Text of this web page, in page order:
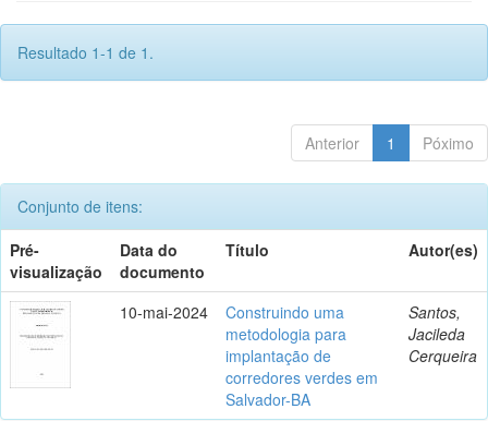
Resultado 1-1 de 1.
Anterior 1 Póximo
Conjunto de itens:
Pré-
visualização
Data do
documento
Título Autor(es)
10-mai-2024
Construindo uma
metodologia para
implantação de
corredores verdes em
Salvador-BA
Santos,
Jacileda
Cerqueira